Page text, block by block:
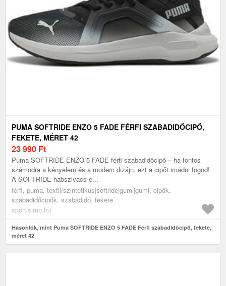
PUMA SOFTRIDE ENZO 5 FADE FÉRFI SZABADIDŐCIPŐ,
FEKETE, MÉRET 42
23 990 Ft
Puma SOFTRIDE ENZO 5 FADE férfi szabadidőcipő – ha fontos
számodra a kényelem és a modern dizájn, ezt a cipőt imádni fogod!
A SOFTRIDE habszivacs e...
férfi, puma, textil/szintetikus|softride|gumi|gumi, cipők,
szabadidőcipők, szabadidő, fekete
sportisimo.hu
Hasonlók, mint Puma SOFTRIDE ENZO 5 FADE Férfi szabadidőcipő, fekete,
méret 42